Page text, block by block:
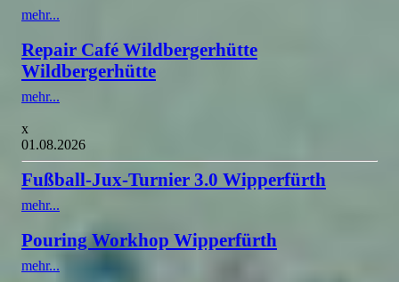
mehr...
Repair Café Wildbergerhütte
Wildbergerhütte
mehr...
x
01.08.2026
Fußball-Jux-Turnier 3.0 Wipperfürth
mehr...
Pouring Workhop Wipperfürth
mehr...